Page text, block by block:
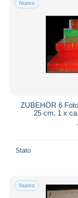
Nuovo
ZUBEHÖR 6
25 cm, 1 x
Stato
Nuovo